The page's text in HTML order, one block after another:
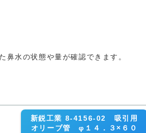
鼻水の状態や量が確認できます。
新鋭工業 8-4156-02 吸引用
オリーブ管 φ１４．３×６０